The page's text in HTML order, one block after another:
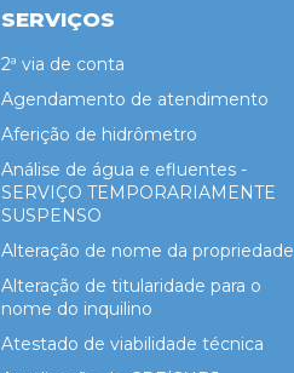
SERVIÇOS
2ª via de conta
Agendamento de atendimento
Aferição de hidrômetro
Análise de água e efluentes -
SERVIÇO TEMPORARIAMENTE
SUSPENSO
Alteração de nome da propriedade
Alteração de titularidade para o
nome do inquilino
Atestado de viabilidade técnica